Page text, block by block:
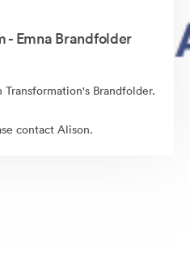
- Emna Brandfolder
Brandfolder.
contact Alison.